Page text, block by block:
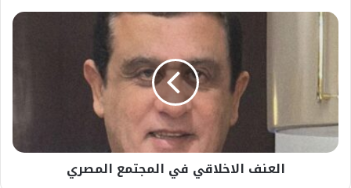
العنف
المجتمع
المصري
العنف الاخلاقي في المجتمع المصري